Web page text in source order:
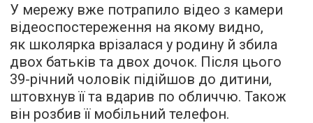
У мережу вже потрапило відео з камери
відеоспостереження на якому видно,
як школярка врізалася у родину й збила
двох батьків та двох дочок. Після цього
39-річний чоловік підійшов до дитини,
штовхнув її та вдарив по обличчю. Також
він розбив її мобільний телефон.